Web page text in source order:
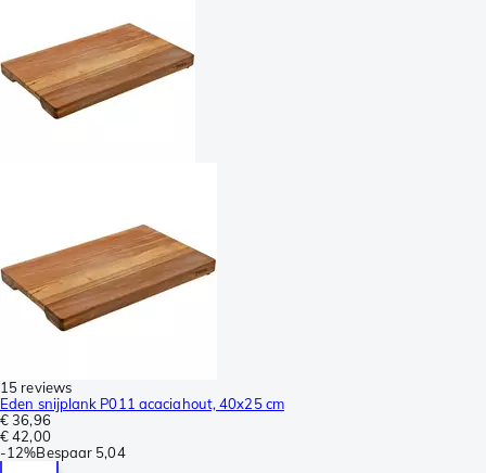
15 reviews
Eden snijplank P011 acaciahout, 40x25 cm
€ 36,96
€ 42,00
-12%Bespaar 5,04